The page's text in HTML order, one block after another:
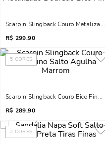
Scarpin Slingback Couro
R$ 299,90
5 CORES
Scarpin Slingback Couro Bico Fino
R$ 289,90
2 CORES